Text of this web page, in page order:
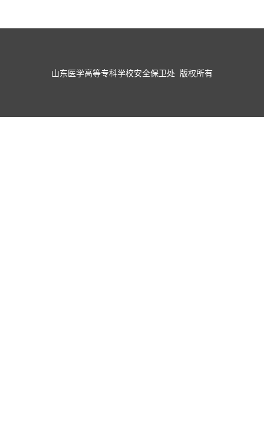
山东医学高等专科学校安全保卫处 版权所有